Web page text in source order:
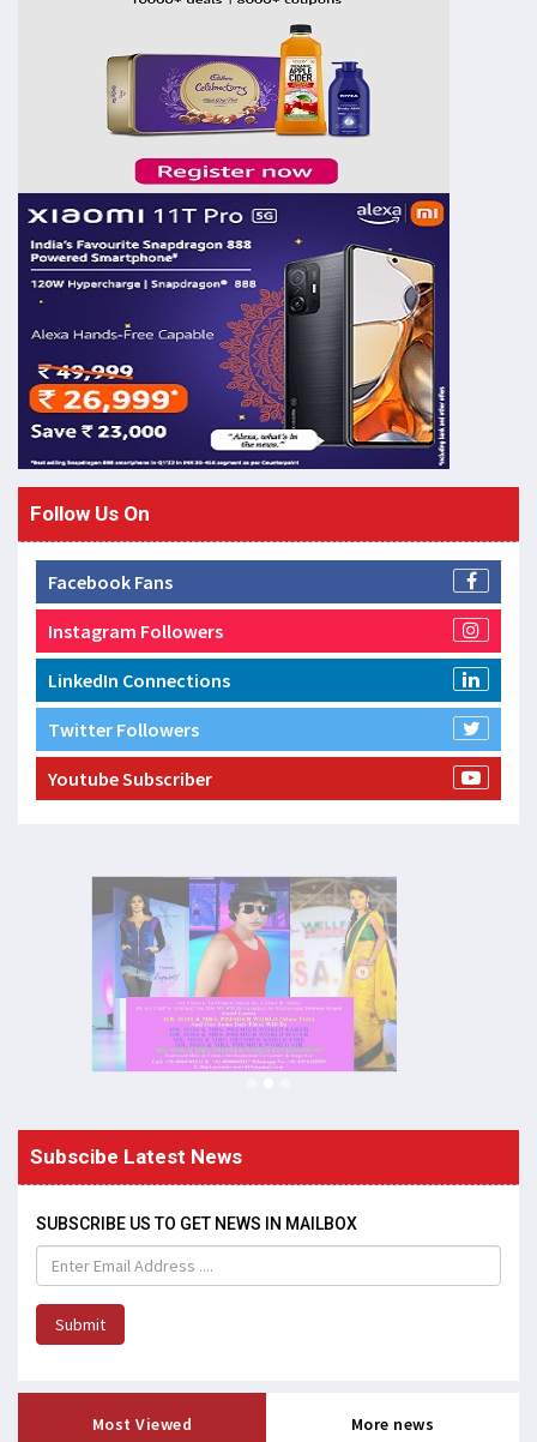
Follow Us On
Facebook Fans
Instagram Followers
LinkedIn Connections
Twitter Followers
Youtube Subscriber
Subscibe Latest News
SUBSCRIBE US TO GET NEWS IN MAILBOX
Submit
Most Viewed More news